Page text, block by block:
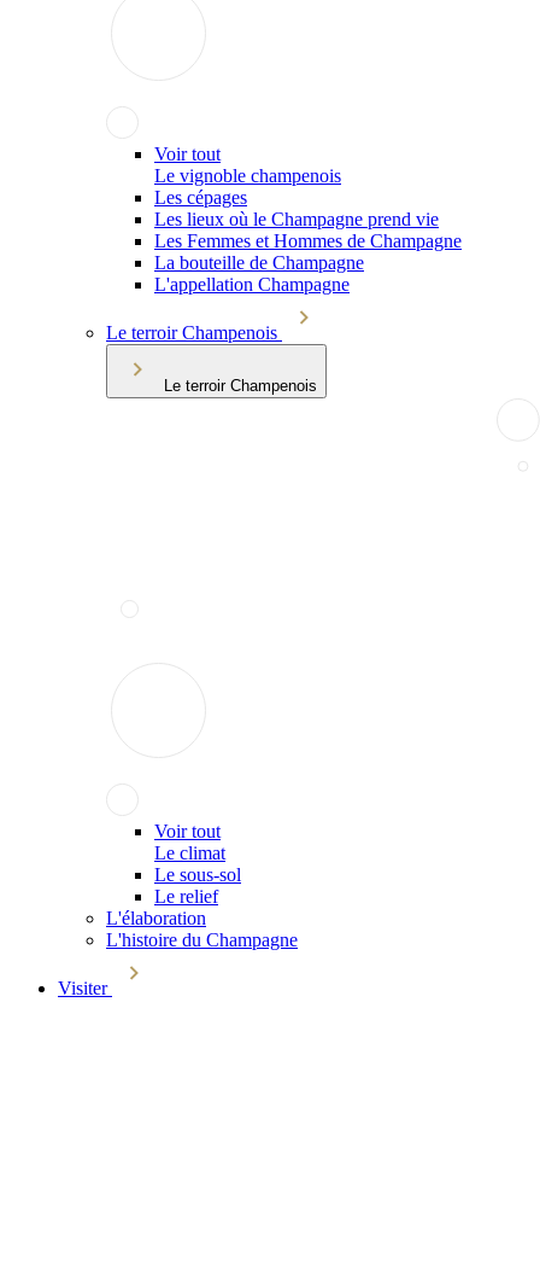
Voir tout
Le vignoble champenois
Les cépages
Les lieux où le Champagne prend vie
Les Femmes et Hommes de Champagne
La bouteille de Champagne
L'appellation Champagne
Le terroir Champenois
Le terroir Champenois
Voir tout
Le climat
Le sous-sol
Le relief
L'élaboration
L'histoire du Champagne
Visiter